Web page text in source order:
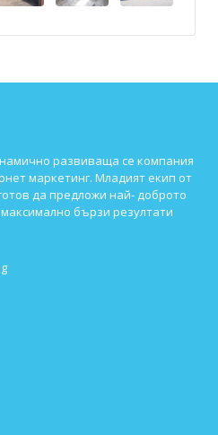
развиваща се компания
маркетинг. Младият екип от
да предложи най- доброто
бързи резултати